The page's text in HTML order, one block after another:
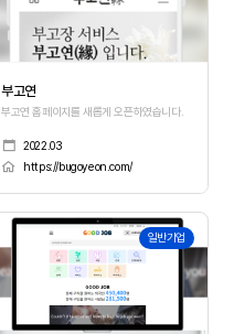
부고연
부고연 홈페이지를 새롭게 오픈하였습니다.
2022.03
https://bugoyeon.com/
일반기업